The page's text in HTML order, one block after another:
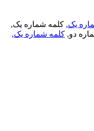
یک, کلمه شماره یک,
دو,کلمه شماره یک,